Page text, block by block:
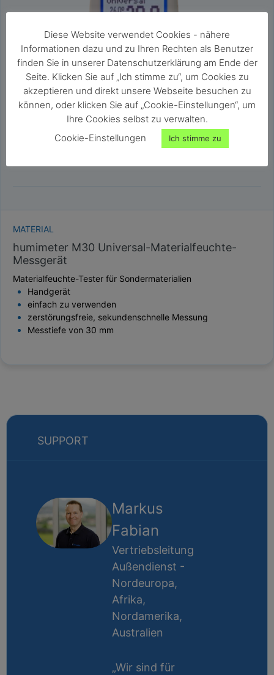
MATERIAL
humimeter M30 Universal-Materialfeuchte-
Messgerät
Materialfeuchte-Tester für Sondermaterialien
Handgerät
einfach zu verwenden
zerstörungsfreie, sekundenschnelle Messung
Messtiefe von 30 mm
SUPPORT
Markus
Fabian
Vertriebsleitung
Außendienst -
Nordeuropa,
Afrika,
Nordamerika,
Australien
„Wir sind für
Diese Website verwendet Cookies - nähere
Informationen dazu und zu Ihren Rechten als Benutzer
finden Sie in unserer Datenschutzerklärung am Ende der
Seite. Klicken Sie auf „Ich stimme zu“, um Cookies zu
akzeptieren und direkt unsere Webseite besuchen zu
können, oder klicken Sie auf „Cookie-Einstellungen“, um
Ihre Cookies selbst zu verwalten.
Cookie-Einstellungen
Ich stimme zu